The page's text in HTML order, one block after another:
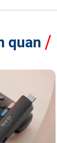
quan